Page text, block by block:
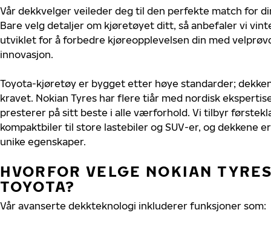
Vår dekkvelger veileder deg til den perfekte match for
Bare velg detaljer om kjøretøyet ditt, så anbefaler vi
utviklet for å forbedre kjøreopplevelsen din med
innovasjon.
Toyota-kjøretøy er bygget etter høye standarder;
kravet. Nokian Tyres har flere tiår med nordisk
presterer på sitt beste i alle værforhold. Vi tilbyr
kompaktbiler til store lastebiler og SUV-er, og dekkene
unike egenskaper.
HVORFOR VELGE NOKIAN
TOYOTA?
Vår avanserte dekkteknologi inkluderer funksjoner som: